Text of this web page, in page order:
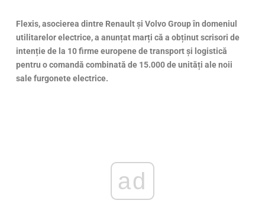
Flexis, asocierea dintre Renault și Volvo Group în domeniul
utilitarelor electrice, a anunțat marți că a obținut scrisori de
intenție de la 10 firme europene de transport și logistică
pentru o comandă combinată de 15.000 de unități ale noii
sale furgonete electrice.
ad